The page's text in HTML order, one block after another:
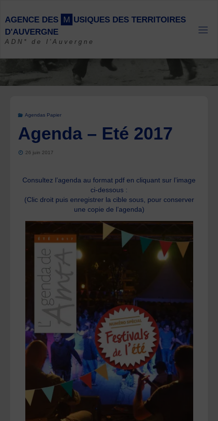
content
AGENCE DES M USIQUES DES TERRITOIRES
D'AUVERGNE
ADN* de l'Auvergne
Agendas Papier
Agenda – Eté 2017
26 juin 2017
Consultez l’agenda au format pdf en cliquant sur l’image
ci-dessous :
(Clic droit puis enregistrer la cible sous, pour conserver
une copie de l’agenda)